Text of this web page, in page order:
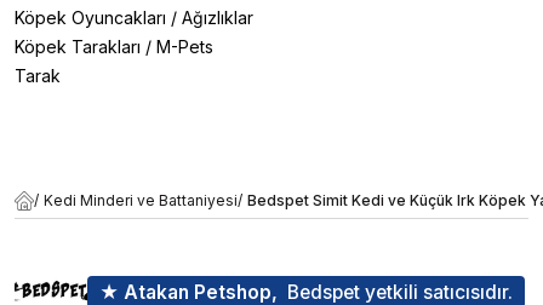
Köpek Oyuncakları / Ağızlıklar
Köpek Tarakları / M-Pets
Tarak
/ Kedi Minderi ve Battaniyesi/ Bedspet Simit Kedi ve Küçük Irk Köpek
★ Atakan Petshop, Bedspet yetkili satıcısıdır.